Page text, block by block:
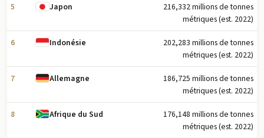
5 Japon
216,332 millions de tonnes
métriques (est. 2022)
6 Indonésie
202,283 millions de tonnes
métriques (est. 2022)
7 Allemagne
186,725 millions de tonnes
métriques (est. 2022)
8 Afrique du Sud
176,148 millions de tonnes
métriques (est. 2022)